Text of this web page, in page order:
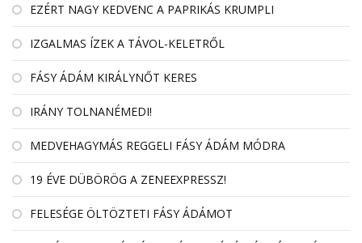
EZÉRT NAGY KEDVENC A PAPRIKÁS KRUMPLI
IZGALMAS ÍZEK A TÁVOL-KELETRŐL
FÁSY ÁDÁM KIRÁLYNŐT KERES
IRÁNY TOLNANÉMEDI!
MEDVEHAGYMÁS REGGELI FÁSY ÁDÁM MÓDRA
19 ÉVE DÜBÖRÖG A ZENEEXPRESSZ!
FELESÉGE ÖLTÖZTETI FÁSY ÁDÁMOT